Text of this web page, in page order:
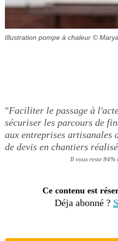
Illustration pompe à chaleur ©
"Faciliter le passage à
sécuriser les parcours de
aux entreprises artisanales
de devis en chantiers
Il vous reste 84%
Ce contenu est
Déja abonné ?